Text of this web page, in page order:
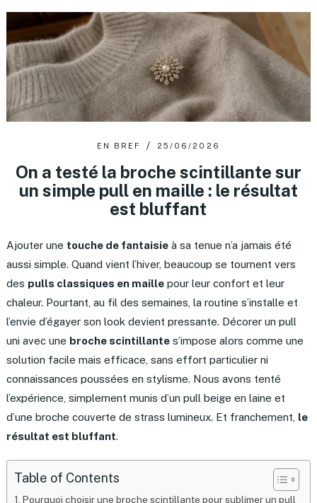
EN BREF 25/06/2026
On a testé la broche scintillante sur
un simple pull en maille : le résultat
est bluffant
Ajouter une touche de fantaisieà sa tenue n’a jamais été
aussi simple. Quand vient l’hiver, beaucoup se tournent vers
des pulls classiques en maillepour leur confort et leur
chaleur. Pourtant, au fil des semaines, la routine s’installe et
l’envie d’égayer son look devient pressante. Décorer un pull
uni avec une broche scintillantes’impose alors comme une
solution facile mais efficace, sans effort particulier ni
connaissances poussées en stylisme. Nous avons tenté
l’expérience, simplement munis d’un pull beige en laine et
d’une broche couverte de strass lumineux. Et franchement, le
résultat est bluffant.
Table of Contents
Pourquoi choisir une broche scintillante pour sublimer un pull